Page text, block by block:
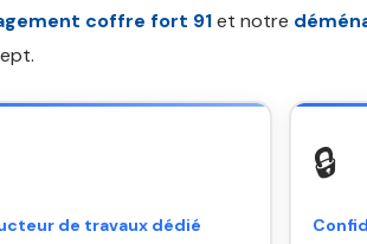
coffre fort 91et notre
de travaux dédié
🔒